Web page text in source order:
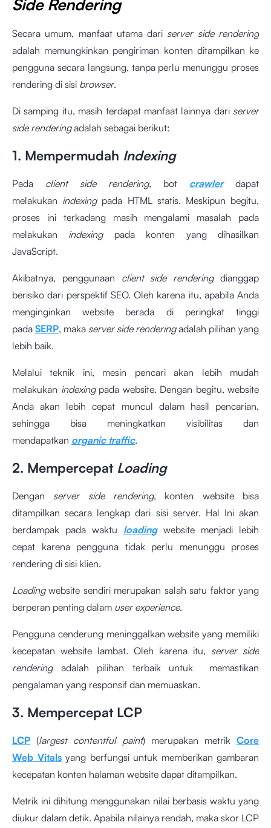
Side Rendering
Secara umum, manfaat utama dari server side rendering
adalah memungkinkan pengiriman konten ditampilkan ke
pengguna secara langsung, tanpa perlu menunggu proses
rendering di sisi browser.
Di samping itu, masih terdapat manfaat lainnya dari server
side renderingadalah sebagai berikut:
1. Mempermudah Indexing
Pada client side rendering, bot crawlerdapat
melakukan indexing pada HTML statis. Meskipun begitu,
proses ini terkadang masih mengalami masalah pada
melakukan indexing pada konten yang dihasilkan
JavaScript.
Akibatnya, penggunaan client side renderingdianggap
berisiko dari perspektif SEO. Oleh karena itu, apabila Anda
menginginkan website berada di peringkat tinggi
pada SERP, maka server side renderingadalah pilihan yang
lebih baik.
Melalui teknik ini, mesin pencari akan lebih mudah
melakukan indexing pada website. Dengan begitu, website
Anda akan lebih cepat muncul dalam hasil pencarian,
sehingga bisa meningkatkan visibilitas dan
mendapatkan organic traffic.
2. Mempercepat Loading
Dengan server side rendering, konten website bisa
ditampilkan secara lengkap dari sisi server. Hal Ini akan
berdampak pada waktu loading website menjadi lebih
cepat karena pengguna tidak perlu menunggu proses
rendering di sisi klien.
Loadingwebsite sendiri merupakan salah satu faktor yang
berperan penting dalam user experience.
Pengguna cenderung meninggalkan website yang memiliki
kecepatan website lambat. Oleh karena itu, server side
rendering adalah pilihan terbaik untuk memastikan
pengalaman yang responsif dan memuaskan.
3. Mempercepat LCP
LCP (largest contentful paint) merupakan metrik Core
Web Vitalsyang berfungsi untuk memberikan gambaran
kecepatan konten halaman website dapat ditampilkan.
Metrik ini dihitung menggunakan nilai berbasis waktu yang
diukur dalam detik. Apabila nilainya rendah, maka skor LCP